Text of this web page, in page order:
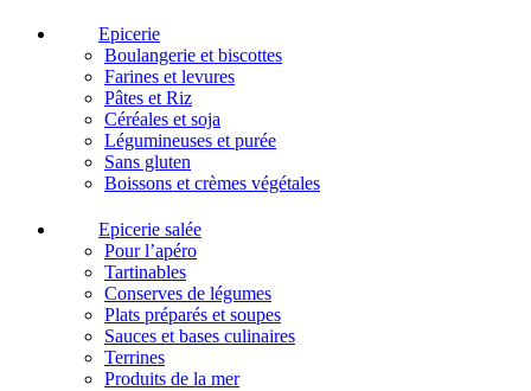
Epicerie
Boulangerie et biscottes
Farines et levures
Pâtes et Riz
Céréales et soja
Légumineuses et purée
Sans gluten
Boissons et crèmes végétales
Epicerie salée
Pour l’apéro
Tartinables
Conserves de légumes
Plats préparés et soupes
Sauces et bases culinaires
Terrines
Produits de la mer